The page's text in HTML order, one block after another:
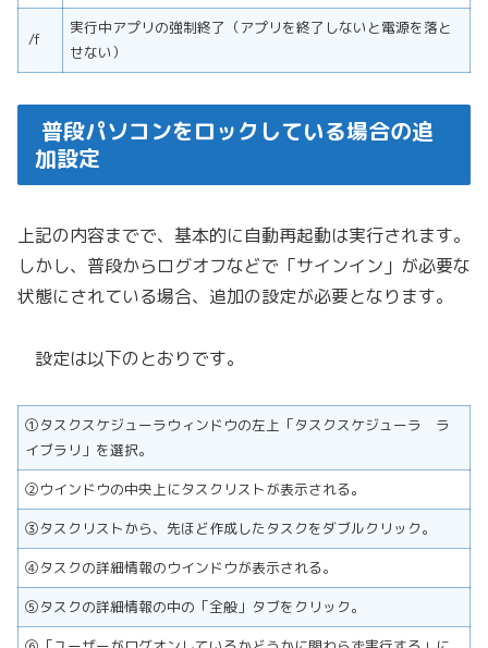
/f
実行中アプリの強制終了（アプリを終了しないと電源を落と
せない）
普段パソコンをロックしている場合の追
加設定
上記の内容までで、基本的に自動再起動は実行されます。
しかし、普段からログオフなどで「サインイン」が必要な
状態にされている場合、追加の設定が必要となります。
設定は以下のとおりです。
①タスクスケジューラウィンドウの左上「タスクスケジューラ ラ
イブラリ」を選択。
②ウインドウの中央上にタスクリストが表示される。
③タスクリストから、先ほど作成したタスクをダブルクリック。
④タスクの詳細情報のウインドウが表示される。
⑤タスクの詳細情報の中の「全般」タブをクリック。